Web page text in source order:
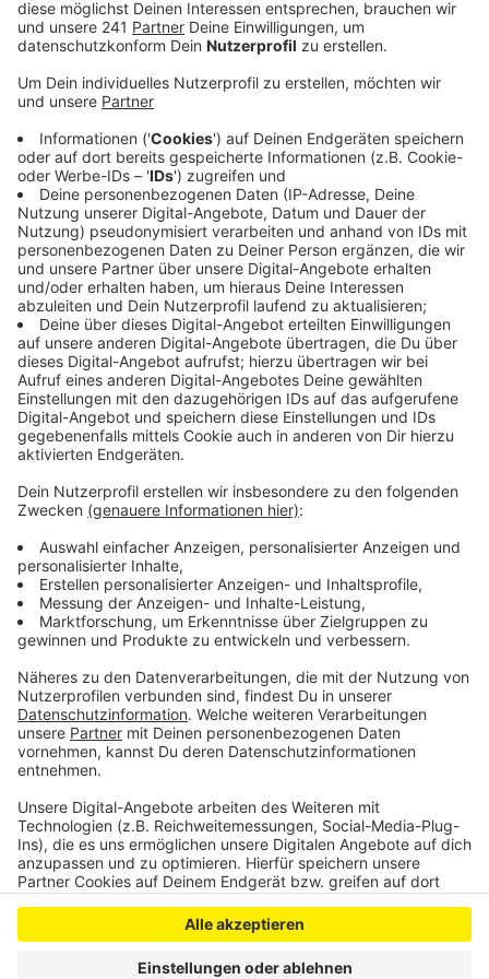
Anzeige
Anzeige
Die aktuelle Konjunkturumfrage der IHK Aachen zeigt:
Nur jedes vierte Unternehmen in der Region ist mit der
Geschäftslage zufrieden, ähnlich viele melden
schlechte Geschäfte. Die Mehrheit liegt irgendwo
dazwischen. Vor allem der Außenhandel bereitet
Sorgen. Die Exporte sind rückläufig, was zusammen
mit sinkenden Erträgen die Investitionsbereitschaft
bremst. Die IHK Aachen sieht die regionale Konjunktur
weiterhin im Dauer-Tief.
Nicht alles ist negativ: Besonders im Baugewerbe hat
sich die Lage deutlich verbessert, hier melden die
meisten Unternehmen gute Geschäfte. Allerdings sind
die Erwartungen für die kommenden Monate eher
verhalten. Im Dienstleistungssektor läuft es
überwiegend gut, während der Handel weiterhin
stagniert. Die größten Herausforderungen bleiben die
gestiegenen Arbeitskosten und die schwache
Entwicklung im Auslandsgeschäft.
Anzeige
Anzeige